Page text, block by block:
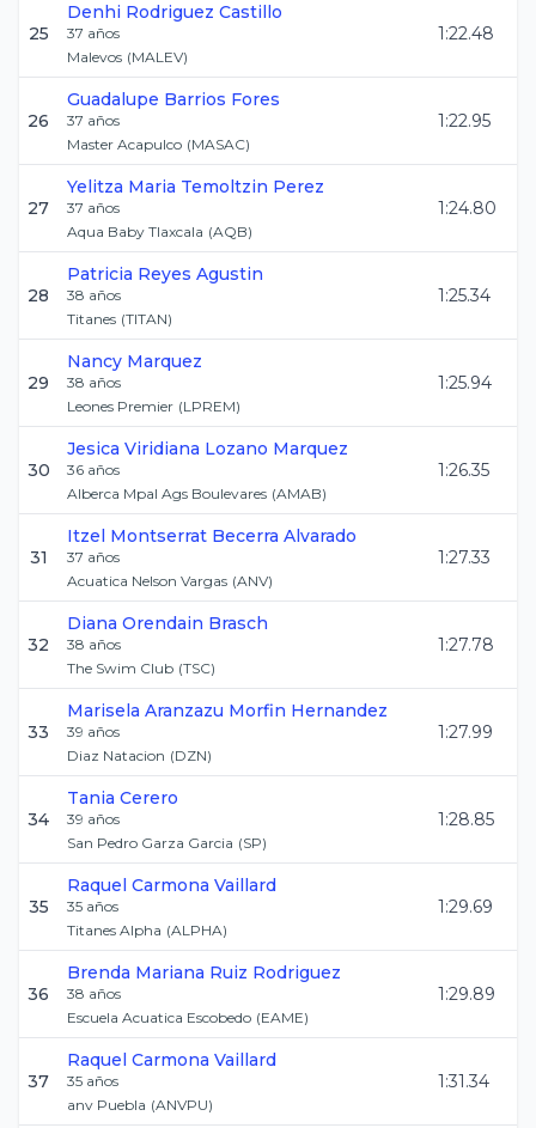
25
Denhi Rodriguez Castillo
37 años
Malevos (MALEV)
1:22.48
26
Guadalupe Barrios Fores
37 años
Master Acapulco (MASAC)
1:22.95
27
Yelitza Maria Temoltzin Perez
37 años
Aqua Baby Tlaxcala (AQB)
1:24.80
28
Patricia Reyes Agustin
38 años
Titanes (TITAN)
1:25.34
29
Nancy Marquez
38 años
Leones Premier (LPREM)
1:25.94
30
Jesica Viridiana Lozano Marquez
36 años
Alberca Mpal Ags Boulevares (AMAB)
1:26.35
31
Itzel Montserrat Becerra Alvarado
37 años
Acuatica Nelson Vargas (ANV)
1:27.33
32
Diana Orendain Brasch
38 años
The Swim Club (TSC)
1:27.78
33
Marisela Aranzazu Morfin Hernandez
39 años
Diaz Natacion (DZN)
1:27.99
34
Tania Cerero
39 años
San Pedro Garza Garcia (SP)
1:28.85
35
Raquel Carmona Vaillard
35 años
Titanes Alpha (ALPHA)
1:29.69
36
Brenda Mariana Ruiz Rodriguez
38 años
Escuela Acuatica Escobedo (EAME)
1:29.89
37
Raquel Carmona Vaillard
35 años
anv Puebla (ANVPU)
1:31.34